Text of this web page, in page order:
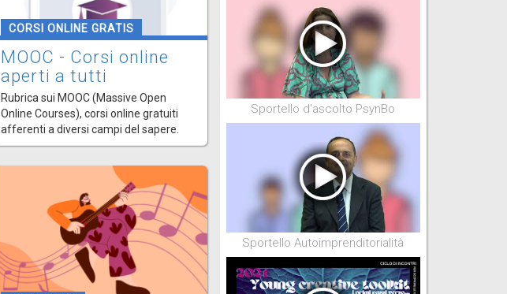
CORSI ONLINE GRATIS
MOOC - Corsi online
aperti a tutti
Rubrica sui MOOC (Massive Open
Online Courses), corsi online gratuiti
afferenti a diversi campi del sapere.
Sportello d'ascolto PsynBo
Sportello Autoimprenditorialità